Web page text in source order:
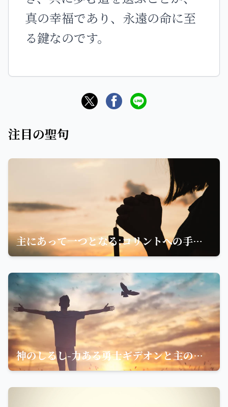
真の幸福であり、永遠の命に至
る鍵なのです。
注目の聖句
主にあって一つとなる:コリントへの手紙から学ぶ信仰の重要性
神のしるし-力ある勇士ギデオンと主の約束